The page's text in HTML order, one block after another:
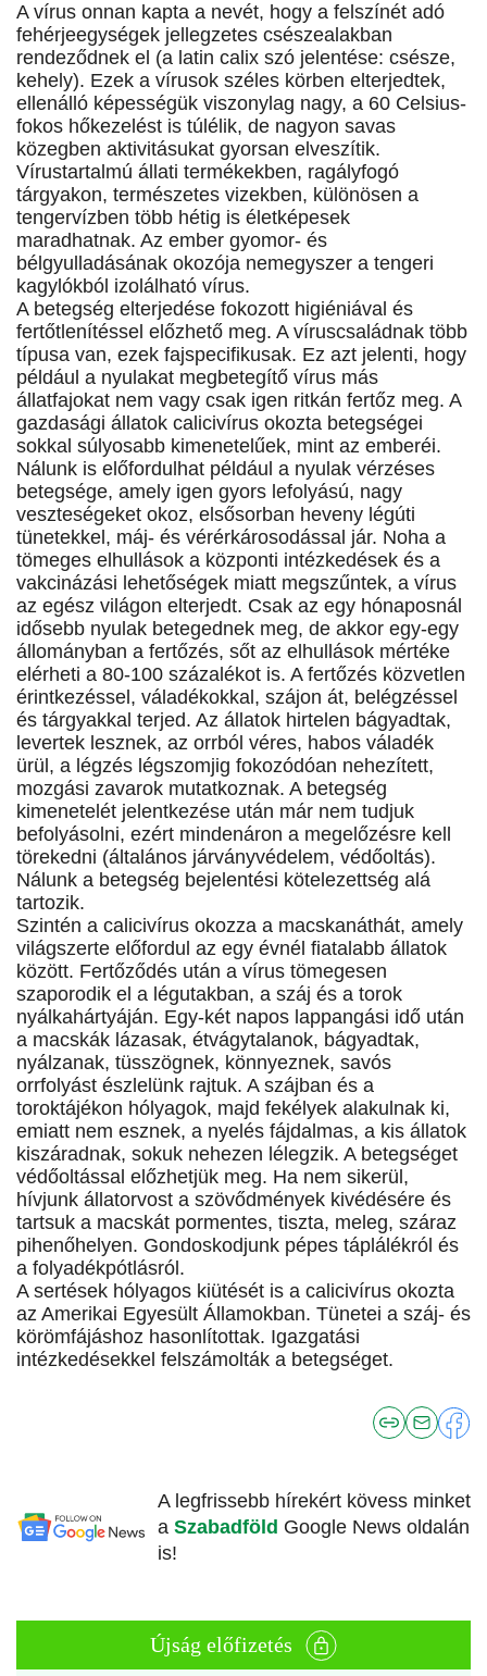
A vírus onnan kapta a nevét, hogy a felszínét adó
fehérjeegységek jellegzetes csészealakban
rendeződnek el (a latin calix szó jelentése: csésze,
kehely). Ezek a vírusok széles körben elterjedtek,
ellenálló képességük viszonylag nagy, a 60 Celsius-
fokos hőkezelést is túlélik, de nagyon savas
közegben aktivitásukat gyorsan elveszítik.
Vírustartalmú állati termékekben, ragályfogó
tárgyakon, természetes vizekben, különösen a
tengervízben több hétig is életképesek
maradhatnak. Az ember gyomor- és
bélgyulladásának okozója nemegyszer a tengeri
kagylókból izolálható vírus.
A betegség elterjedése fokozott higiéniával és
fertőtlenítéssel előzhető meg. A víruscsaládnak több
típusa van, ezek fajspecifikusak. Ez azt jelenti, hogy
például a nyulakat megbetegítő vírus más
állatfajokat nem vagy csak igen ritkán fertőz meg. A
gazdasági állatok calicivírus okozta betegségei
sokkal súlyosabb kimenetelűek, mint az emberéi.
Nálunk is előfordulhat például a nyulak vérzéses
betegsége, amely igen gyors lefolyású, nagy
veszteségeket okoz, elsősorban heveny légúti
tünetekkel, máj- és vérérkárosodással jár. Noha a
tömeges elhullások a központi intézkedések és a
vakcinázási lehetőségek miatt megszűntek, a vírus
az egész világon elterjedt. Csak az egy hónaposnál
idősebb nyulak betegednek meg, de akkor egy-egy
állományban a fertőzés, sőt az elhullások mértéke
elérheti a 80-100 százalékot is. A fertőzés közvetlen
érintkezéssel, váladékokkal, szájon át, belégzéssel
és tárgyakkal terjed. Az állatok hirtelen bágyadtak,
levertek lesznek, az orrból véres, habos váladék
ürül, a légzés légszomjig fokozódóan nehezített,
mozgási zavarok mutatkoznak. A betegség
kimenetelét jelentkezése után már nem tudjuk
befolyásolni, ezért mindenáron a megelőzésre kell
törekedni (általános járványvédelem, védőoltás).
Nálunk a betegség bejelentési kötelezettség alá
tartozik.
Szintén a calicivírus okozza a macskanáthát, amely
világszerte előfordul az egy évnél fiatalabb állatok
között. Fertőződés után a vírus tömegesen
szaporodik el a légutakban, a száj és a torok
nyálkahártyáján. Egy-két napos lappangási idő után
a macskák lázasak, étvágytalanok, bágyadtak,
nyálzanak, tüsszögnek, könnyeznek, savós
orrfolyást észlelünk rajtuk. A szájban és a
toroktájékon hólyagok, majd fekélyek alakulnak ki,
emiatt nem esznek, a nyelés fájdalmas, a kis állatok
kiszáradnak, sokuk nehezen lélegzik. A betegséget
védőoltással előzhetjük meg. Ha nem sikerül,
hívjunk állatorvost a szövődmények kivédésére és
tartsuk a macskát pormentes, tiszta, meleg, száraz
pihenőhelyen. Gondoskodjunk pépes táplálékról és
a folyadékpótlásról.
A sertések hólyagos kiütését is a calicivírus okozta
az Amerikai Egyesült Államokban. Tünetei a száj- és
körömfájáshoz hasonlítottak. Igazgatási
intézkedésekkel felszámolták a betegséget.
A legfrissebb hírekért kövess minket
a Szabadföld Google News oldalán
is!
Újság előfizetés